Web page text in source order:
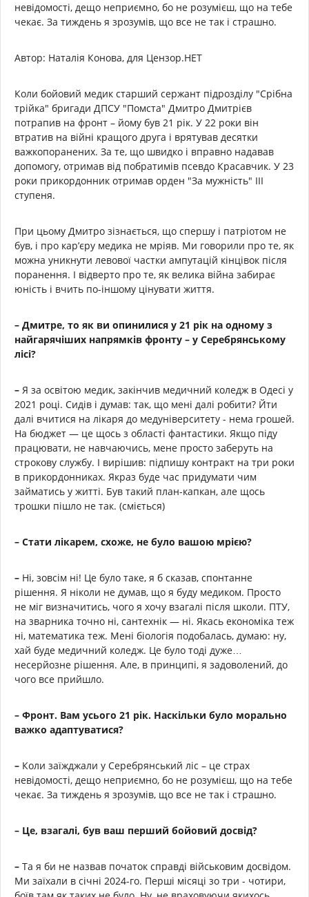
невідомості, дещо неприємно, бо не розумієш, що на тебе
чекає. За тиждень я зрозумів, що все не так і страшно.
Автор: Наталія Конова, для Цензор.НЕТ
Коли бойовий медик старший сержант підрозділу "Срібна
трійка" бригади ДПСУ "Помста" Дмитро Дмитрієв
потрапив на фронт – йому був 21 рік. У 22 роки він
втратив на війні кращого друга і врятував десятки
важкопоранених. За те, що швидко і вправно надавав
допомогу, отримав від побратимів псевдо Красавчик. У 23
роки прикордонник отримав орден "За мужність" III
ступеня.
При цьому Дмитро зізнається, що спершу і патріотом не
був, і про кар’єру медика не мріяв. Ми говорили про те, як
можна уникнути левової частки ампутацій кінцівок після
поранення. І відверто про те, як велика війна забирає
юність і вчить по-іншому цінувати життя.
– Дмитре, то як ви опинилися у 21 рік на одному з
найгарячіших напрямків фронту – у Серебрянському
лісі?
– Я за освітою медик, закінчив медичний коледж в Одесі у
2021 році. Сидів і думав: так, що мені далі робити? Йти
далі вчитися на лікаря до медуніверситету - нема грошей.
На бюджет — це щось з області фантастики. Якщо піду
працювати, не навчаючись, мене просто заберуть на
строкову службу. І вирішив: підпишу контракт на три роки
в прикордонниках. Якраз буде час придумати чим
займатись у житті. Був такий план-капкан, але щось
трошки пішло не так. (сміється)
– Стати лікарем, схоже, не було вашою мрією?
– Ні, зовсім ні! Це було таке, я б сказав, спонтанне
рішення. Я ніколи не думав, що я буду медиком. Просто
не міг визначитись, чого я хочу взагалі після школи. ПТУ,
на зварника точно ні, сантехнік — ні. Якась економіка теж
ні, математика теж. Мені біологія подобалась, думаю: ну,
хай буде медичний коледж. Це було тоді дуже…
несерйозне рішення. Але, в принципі, я задоволений, до
чого все прийшло.
– Фронт. Вам усього 21 рік. Наскільки було морально
важко адаптуватися?
– Коли заїжджали у Серебрянський ліс – це страх
невідомості, дещо неприємно, бо не розумієш, що на тебе
чекає. За тиждень я зрозумів, що все не так і страшно.
– Це, взагалі, був ваш перший бойовий досвід?
– Та я би не назвав початок справді військовим досвідом.
Ми заїхали в січні 2024-го. Перші місяці зо три - чотири,